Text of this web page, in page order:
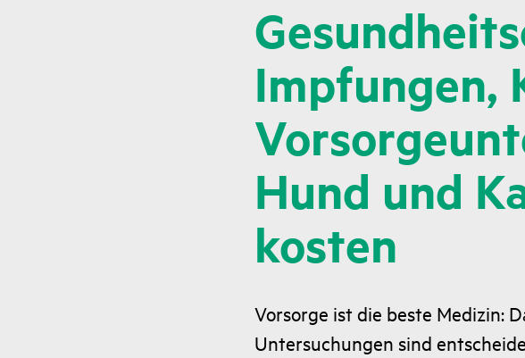
Impfungen,
Hund und
kosten
Vorsorge ist die beste Medizin:
Untersuchungen sind